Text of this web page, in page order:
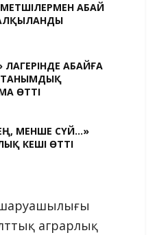
АБАЙ
ЛАГЕРІНДЕ АБАЙҒА
ТАНЫМДЫҚ
ӨТТІ
МЕНШЕ СҮЙ…»
КЕШІ ӨТТІ
аграрлық